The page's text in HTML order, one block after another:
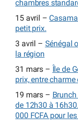
chambres
15 avril –
petit prix.
3 avril – Sénégal
la région
31 mars – Île de
prix, entre
19 mars –
de 12h30 à
000 FCFA pour